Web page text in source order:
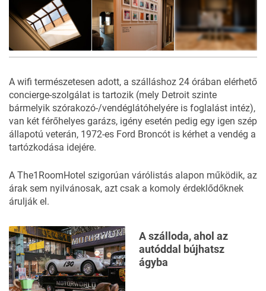
A wifi természetesen adott, a szálláshoz 24 órában elérhető
concierge-szolgálat is tartozik (mely Detroit szinte
bármelyik szórakozó-/vendéglátóhelyére is foglalást intéz),
van két férőhelyes garázs, igény esetén pedig egy igen szép
állapotú veterán, 1972-es Ford Broncót is kérhet a vendég a
tartózkodása idejére.
A The1RoomHotel szigorúan várólistás alapon működik, az
árak sem nyilvánosak, azt csak a komoly érdeklődőknek
árulják el.
A szálloda, ahol az
autóddal bújhatsz
ágyba